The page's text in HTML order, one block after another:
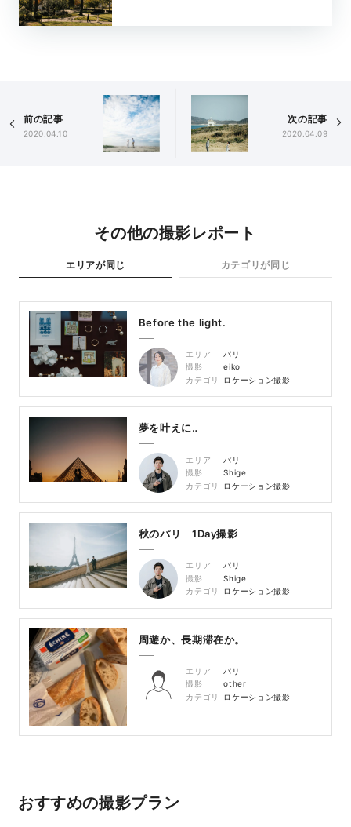
前の記事
2020.04.10
次の記事
2020.04.09
その他の撮影レポート
エリアが同じ カテゴリが同じ
Before the light.
エリア
パリ
撮影
eiko
カテゴリ
ロケーション撮影
夢を叶えに‥
エリア
パリ
撮影
Shige
カテゴリ
ロケーション撮影
秋のパリ 1Day撮影
エリア
パリ
撮影
Shige
カテゴリ
ロケーション撮影
周遊か、長期滞在か。
エリア
パリ
撮影
other
カテゴリ
ロケーション撮影
おすすめの撮影プラン